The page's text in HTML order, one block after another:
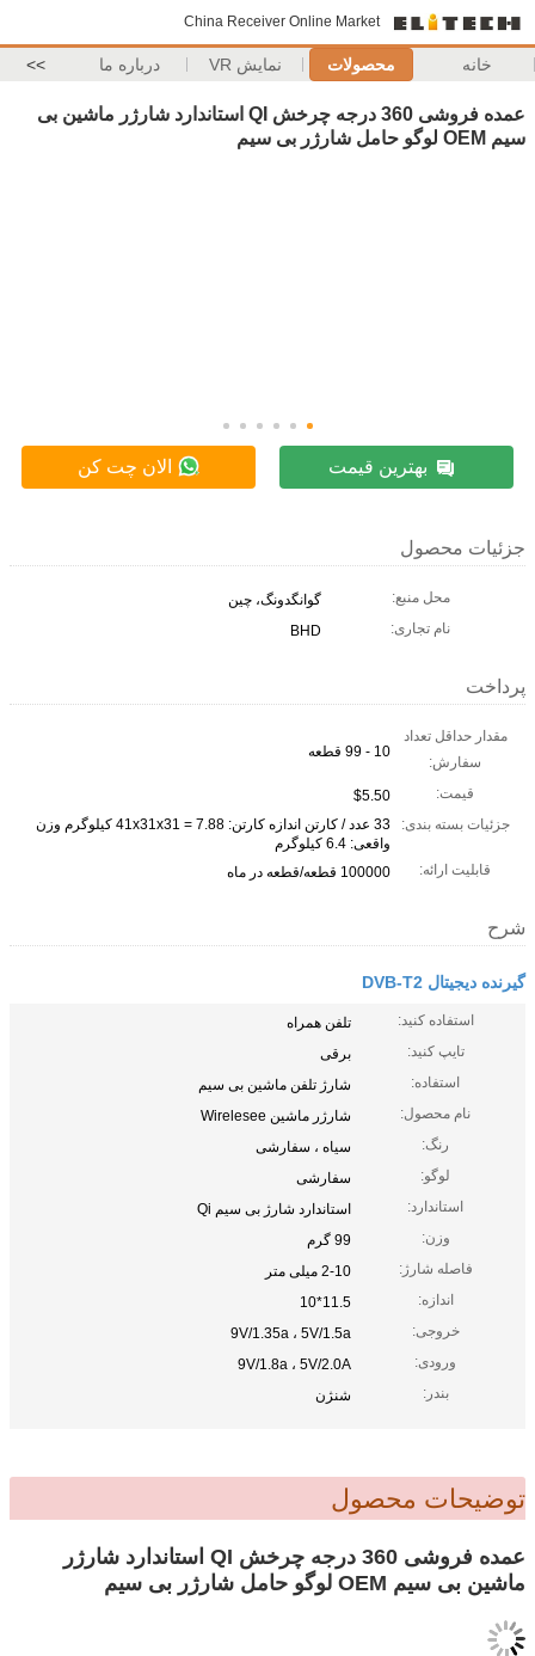
China Receiver Online Market
خانه محصولات نمایش VR درباره ما >>
عمده فروشی 360 درجه چرخش QI استاندارد شارژر ماشین بی
سیم OEM لوگو حامل شارژر بی سیم
بهترین قیمت الان چت کن
جزئیات محصول
محل منبع:
گوانگدونگ، چین
نام تجاری:
BHD
پرداخت
مقدار حداقل تعداد
سفارش:
10 - 99 قطعه
قیمت:
$5.50
جزئیات بسته بندی:
33 عدد / کارتن اندازه کارتن: 41x31x31 = 7.88 کیلوگرم وزن
واقعی: 6.4 کیلوگرم
قابلیت ارائه:
100000 قطعه/قطعه در ماه
شرح
گیرنده دیجیتال DVB-T2
استفاده کنید:
تلفن همراه
تایپ کنید:
برقی
استفاده:
شارژ تلفن ماشین بی سیم
نام محصول:
شارژر ماشین Wirelesee
رنگ:
سیاه ، سفارشی
لوگو:
سفارشی
استاندارد:
استاندارد شارژ بی سیم Qi
وزن:
99 گرم
فاصله شارژ:
2-10 میلی متر
اندازه:
11.5*10
خروجی:
9V/1.35a ، 5V/1.5a
ورودی:
9V/1.8a ، 5V/2.0A
بندر:
شنژن
توضیحات محصول
عمده فروشی 360 درجه چرخش QI استاندارد شارژر
ماشین بی سیم OEM لوگو حامل شارژر بی سیم